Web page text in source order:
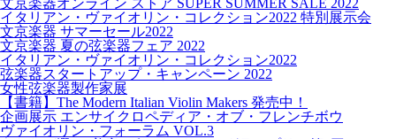
文京楽器オンライン ストア SUPER SUMMER SALE 2022
イタリアン・ヴァイオリン・コレクション2022 特別展示会
文京楽器 サマーセール2022
文京楽器 夏の弦楽器フェア 2022
イタリアン・ヴァイオリン・コレクション2022
弦楽器スタートアップ・キャンペーン 2022
女性弦楽器製作家展
【書籍】The Modern Italian Violin Makers 発売中！
企画展示 エンサイクロペディア・オブ・フレンチボウ
ヴァイオリン・フォーラム VOL.3